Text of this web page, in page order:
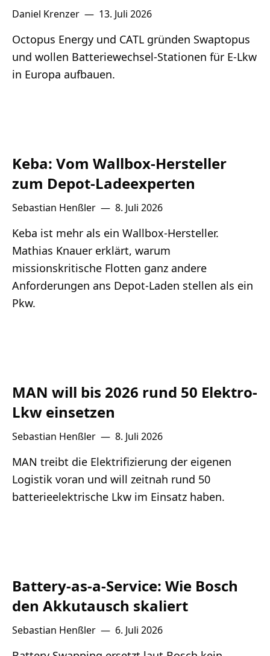
Daniel Krenzer — 13. Juli 2026
Octopus Energy und CATL gründen Swaptopus
und wollen Batteriewechsel-Stationen für E-Lkw
in Europa aufbauen.
Keba: Vom Wallbox-Hersteller
zum Depot-Ladeexperten
Sebastian Henßler — 8. Juli 2026
Keba ist mehr als ein Wallbox-Hersteller.
Mathias Knauer erklärt, warum
missionskritische Flotten ganz andere
Anforderungen ans Depot-Laden stellen als ein
Pkw.
MAN will bis 2026 rund 50 Elektro-
Lkw einsetzen
Sebastian Henßler — 8. Juli 2026
MAN treibt die Elektrifizierung der eigenen
Logistik voran und will zeitnah rund 50
batterieelektrische Lkw im Einsatz haben.
Battery-as-a-Service: Wie Bosch
den Akkutausch skaliert
Sebastian Henßler — 6. Juli 2026